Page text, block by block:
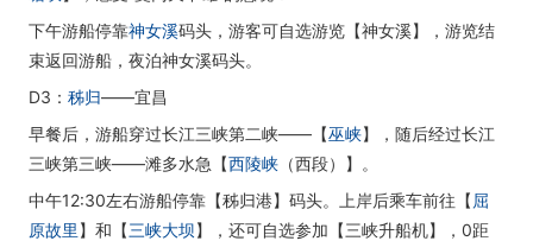
下午游船停靠神女溪码头，游客可自选游览【神女溪】，游览结
束返回游船，夜泊神女溪码头。
D3： 秭归——宜昌
早餐后，游船穿过长江三峡第二峡——【巫峡】，随后经过长江
三峡第三峡——滩多水急【西陵峡 （西段）】。
中午12:30左右游船停靠【秭归港】码头。上岸后乘车前往【 屈
原故里 】和【三峡大坝】，还可自选参加【三峡升船机】，0距